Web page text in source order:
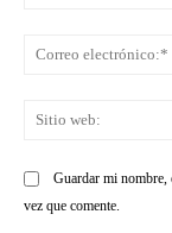
Guardar mi nombre,
vez que comente.